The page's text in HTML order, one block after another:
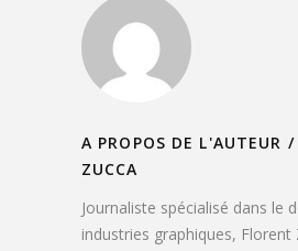
A PROPOS DE L'AUTEUR /
ZUCCA
Journaliste spécialisé dans le
industries graphiques, Florent